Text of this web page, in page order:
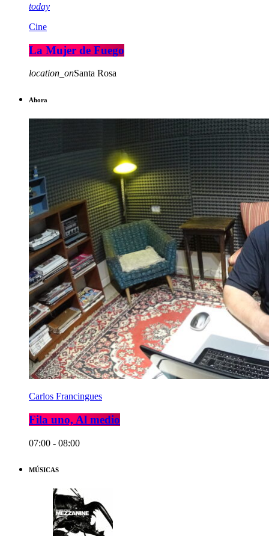
today
Cine
La Mujer de Fuego
location_onSanta Rosa
Ahora
Carlos Francingues
Fila uno, Al medio
07:00 - 08:00
MÚSICAS